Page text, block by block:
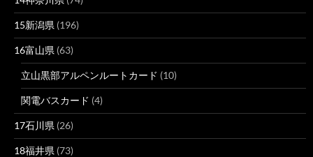
15新潟県 (196)
16富山県 (63)
立山黒部アルペンルートカード (10)
関電バスカード (4)
17石川県 (26)
18福井県 (73)